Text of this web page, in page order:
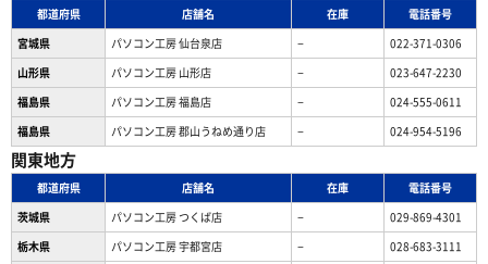
都道府県 店舗名 在庫
電話番号
宮城県
パソコン工房 仙台泉店 −
022-371-0306
山形県
パソコン工房 山形店 −
023-647-2230
福島県
パソコン工房 福島店 −
024-555-0611
福島県
パソコン工房 郡山うねめ通り店 − 024-954-5196
関東地方
都道府県 店舗名 在庫
電話番号
茨城県
パソコン工房 つくば店 −
029-869-4301
栃木県
パソコン工房 宇都宮店 −
028-683-3111